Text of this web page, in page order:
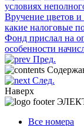
условиях
Вручение цветов и
какие налоговые
Фонд прислал на
особенности
Пред.
След.
Наверх
Все номера